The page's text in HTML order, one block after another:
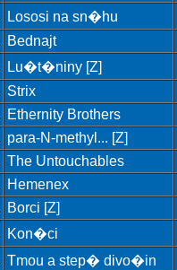
Lososi na sn�hu
Bednajt
Lu�t�niny [Z]
Strix
Ethernity Brothers
para-N-methyl... [Z]
The Untouchables
Hemenex
Borci [Z]
Kon�ci
Tmou a step� divo�in